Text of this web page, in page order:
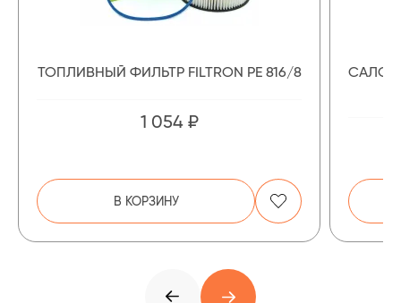
ТОПЛИВНЫЙ ФИЛЬТР FILTRON PE 816/8
1 054 ₽
В КОРЗИНУ